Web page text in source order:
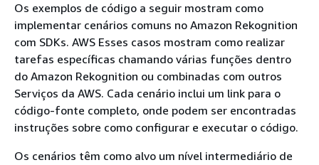
Os exemplos de código a seguir mostram como
implementar cenários comuns no Amazon Rekognition
com SDKs. AWS Esses casos mostram como realizar
tarefas específicas chamando várias funções dentro
do Amazon Rekognition ou combinadas com outros
Serviços da AWS. Cada cenário inclui um link para o
código-fonte completo, onde podem ser encontradas
instruções sobre como configurar e executar o código.
Os cenários têm como alvo um nível intermediário de